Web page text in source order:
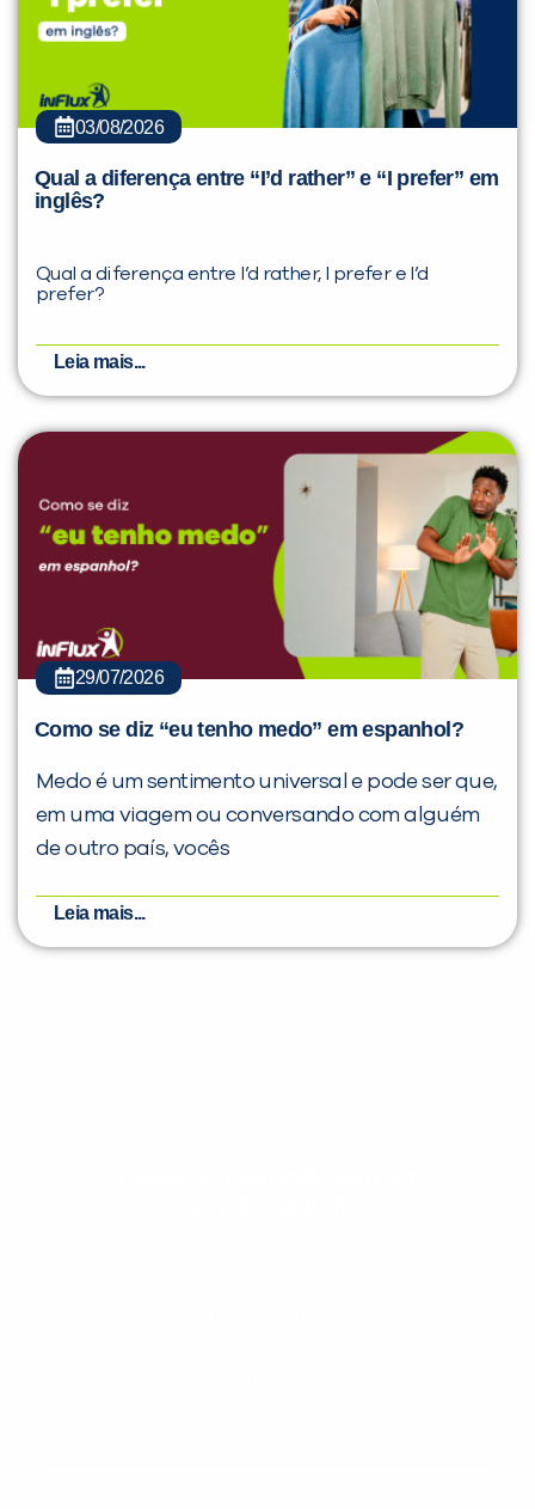
03/08/2026
Qual a diferença entre “I’d rather” e “I prefer” em
inglês?
Qual a diferença entre I’d rather, I prefer e I’d
prefer?
Leia mais...
29/07/2026
Como se diz “eu tenho medo” em espanhol?
Medo é um sentimento universal e pode ser que,
em uma viagem ou conversando com alguém
de outro país, vocês
Leia mais...